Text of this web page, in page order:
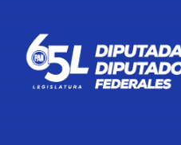
BOLETÍN.
INVESTIGUE DE